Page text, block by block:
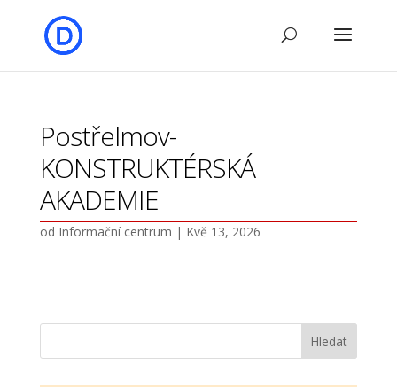
Postřelmov-
KONSTRUKTÉRSKÁ
AKADEMIE
od Informační centrum | Kvě 13, 2026